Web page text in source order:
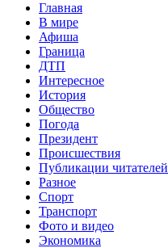
Главная
В мире
Афиша
Граница
ДТП
Интересное
История
Общество
Погода
Президент
Происшествия
Публикации читателей
Разное
Спорт
Транспорт
Фото и видео
Экономика